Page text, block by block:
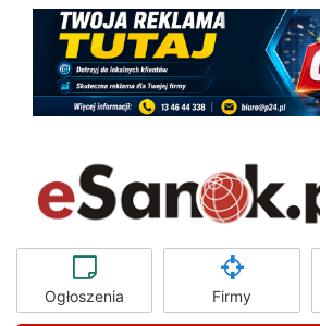
Ogłoszenia Firmy